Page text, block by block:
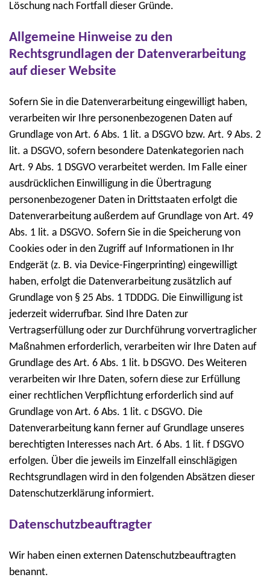
Löschung nach Fortfall dieser Gründe.
Allgemeine Hinweise zu den
Rechtsgrundlagen der Datenverarbeitung
auf dieser Website
Sofern Sie in die Datenverarbeitung eingewilligt haben,
verarbeiten wir Ihre personenbezogenen Daten auf
Grundlage von Art. 6 Abs. 1 lit. a DSGVO bzw. Art. 9 Abs. 2
lit. a DSGVO, sofern besondere Datenkategorien nach
Art. 9 Abs. 1 DSGVO verarbeitet werden. Im Falle einer
ausdrücklichen Einwilligung in die Übertragung
personenbezogener Daten in Drittstaaten erfolgt die
Datenverarbeitung außerdem auf Grundlage von Art. 49
Abs. 1 lit. a DSGVO. Sofern Sie in die Speicherung von
Cookies oder in den Zugriff auf Informationen in Ihr
Endgerät (z. B. via Device-Fingerprinting) eingewilligt
haben, erfolgt die Datenverarbeitung zusätzlich auf
Grundlage von § 25 Abs. 1 TDDDG. Die Einwilligung ist
jederzeit widerrufbar. Sind Ihre Daten zur
Vertragserfüllung oder zur Durchführung vorvertraglicher
Maßnahmen erforderlich, verarbeiten wir Ihre Daten auf
Grundlage des Art. 6 Abs. 1 lit. b DSGVO. Des Weiteren
verarbeiten wir Ihre Daten, sofern diese zur Erfüllung
einer rechtlichen Verpflichtung erforderlich sind auf
Grundlage von Art. 6 Abs. 1 lit. c DSGVO. Die
Datenverarbeitung kann ferner auf Grundlage unseres
berechtigten Interesses nach Art. 6 Abs. 1 lit. f DSGVO
erfolgen. Über die jeweils im Einzelfall einschlägigen
Rechtsgrundlagen wird in den folgenden Absätzen dieser
Datenschutzerklärung informiert.
Datenschutzbeauftragter
Wir haben einen externen Datenschutzbeauftragten
benannt.